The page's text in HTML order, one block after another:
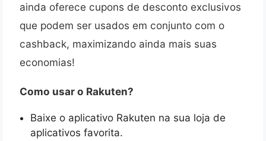
ainda oferece cupons de desconto exclusivos
que podem ser usados em conjunto com o
cashback, maximizando ainda mais suas
economias!
Como usar o Rakuten?
Baixe o aplicativo Rakuten na sua loja de
aplicativos favorita.